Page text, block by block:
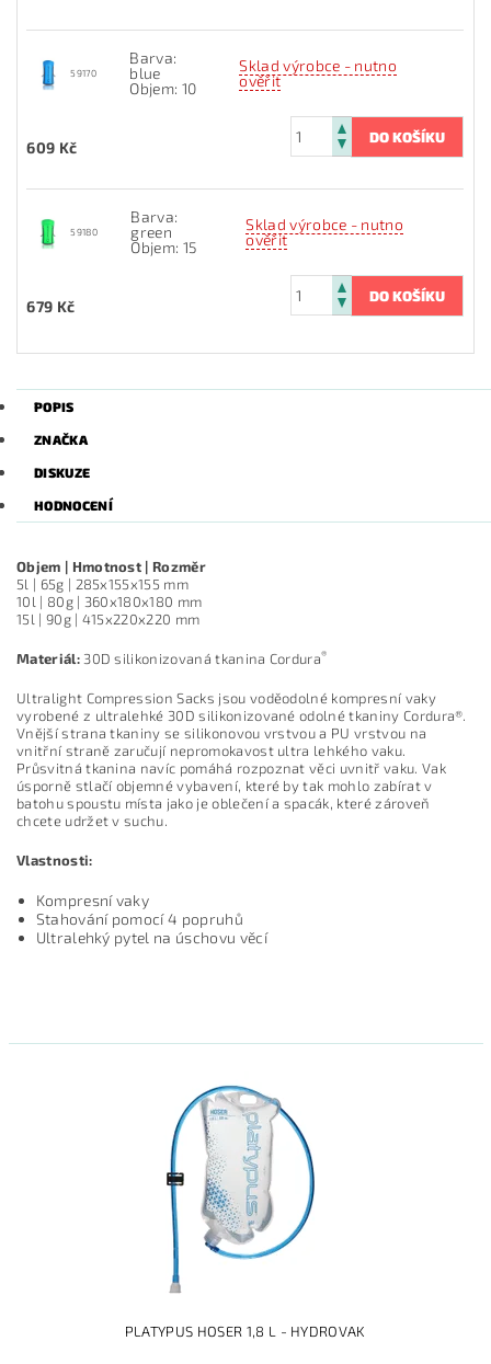
59170
Barva:
blue
Objem: 10
Sklad výrobce - nutno
ověřit
609 Kč
59180
Barva:
green
Objem: 15
Sklad výrobce - nutno
ověřit
679 Kč
POPIS
ZNAČKA
DISKUZE
HODNOCENÍ
Objem | Hmotnost | Rozměr
5l | 65g | 285x155x155 mm
10l | 80g | 360x180x180 mm
15l | 90g | 415x220x220 mm
Materiál:30D silikonizovaná tkanina Cordura®
Ultralight Compression Sacks jsou voděodolné kompresní vaky
vyrobené z ultralehké 30D silikonizované odolné tkaniny Cordura®.
Vnější strana tkaniny se silikonovou vrstvou a PU vrstvou na
vnitřní straně zaručují nepromokavost ultra lehkého vaku.
Průsvitná tkanina navíc pomáhá rozpoznat věci uvnitř vaku. Vak
úsporně stlačí objemné vybavení, které by tak mohlo zabírat v
batohu spoustu místa jako je oblečení a spacák, které zároveň
chcete udržet v suchu.
Vlastnosti:
Kompresní vaky
Stahování pomocí 4 popruhů
Ultralehký pytel na úschovu věcí
PLATYPUS HOSER 1,8 L - HYDROVAK